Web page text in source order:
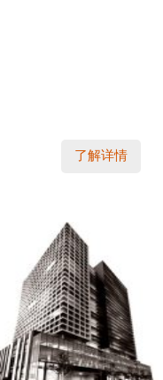
了解详情